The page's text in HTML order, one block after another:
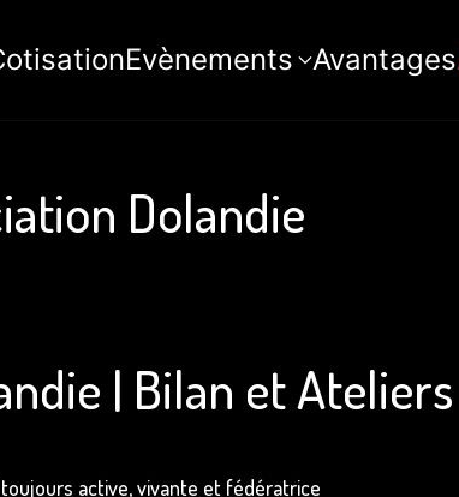
Evènements Avantages
Dolandie
| Bilan et Ateliers
active, vivante et fédératrice